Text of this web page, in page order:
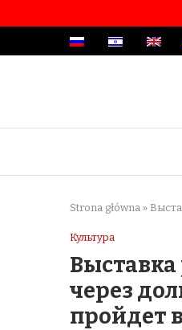
Strona główna »
Культура
через
пройдет